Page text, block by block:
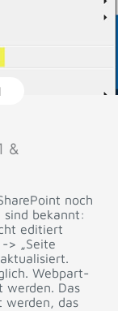
&
noch
bekannt:
editiert
> „Seite
Webpart-
werden. Das
werden, das